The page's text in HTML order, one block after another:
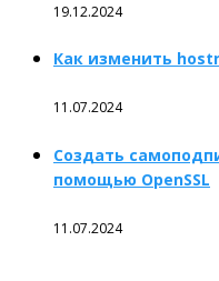
19.12.2024
Как изменить
11.07.2024
Создать
помощью OpenSSL
11.07.2024